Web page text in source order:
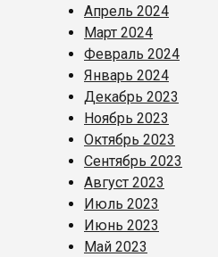
Апрель 2024
Март 2024
Февраль 2024
Январь 2024
Декабрь 2023
Ноябрь 2023
Октябрь 2023
Сентябрь 2023
Август 2023
Июль 2023
Июнь 2023
Май 2023